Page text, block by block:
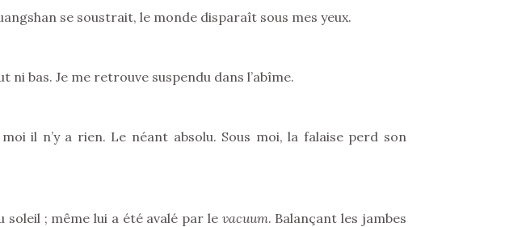
se soustrait, le monde disparaît sous mes yeux.
ni bas. Je me retrouve suspendu dans l’abîme.
il n’y a rien. Le néant absolu. Sous moi, la falaise perd son
soleil ; même lui a été avalé par le vacuum. Balançant les jambes